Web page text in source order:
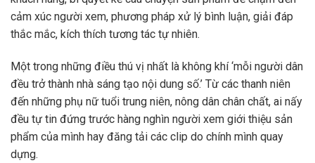
cảm xúc người xem, phương pháp xử lý bình luận, giải đáp
thắc mắc, kích thích tương tác tự nhiên.
Một trong những điều thú vị nhất là không khí ‘mỗi người dân
đều trở thành nhà sáng tạo nội dung số.’ Từ các thanh niên
đến những phụ nữ tuổi trung niên, nông dân chân chất, ai nấy
đều tự tin đứng trước hàng nghìn người xem giới thiệu sản
phẩm của mình hay đăng tải các clip do chính mình quay
dựng.